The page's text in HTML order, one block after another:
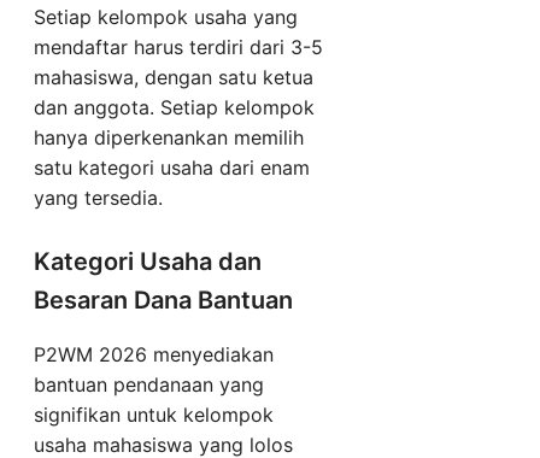
Setiap kelompok usaha yang
mendaftar harus terdiri dari 3-5
mahasiswa, dengan satu ketua
dan anggota. Setiap kelompok
hanya diperkenankan memilih
satu kategori usaha dari enam
yang tersedia.
Kategori Usaha dan
Besaran Dana Bantuan
P2WM 2026 menyediakan
bantuan pendanaan yang
signifikan untuk kelompok
usaha mahasiswa yang lolos